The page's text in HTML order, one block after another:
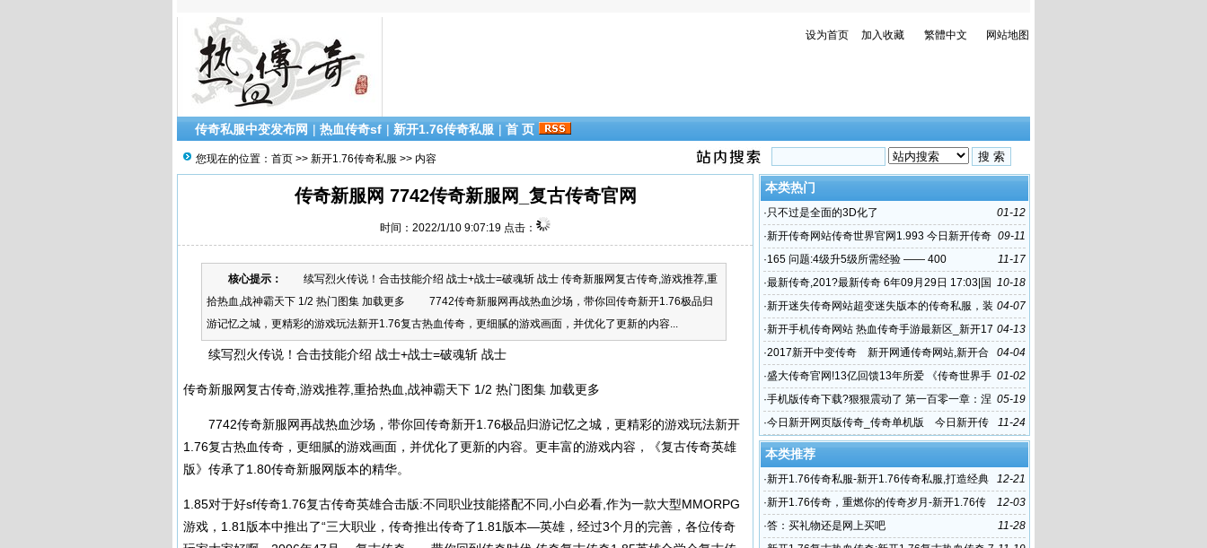
设为首页 加入收藏 繁體中文 网站地图
传奇私服中变发布网 | 热血传奇sf | 新开1.76传奇私服 | 首 页
您现在的位置： 首页 >> 新开1.76传奇私服 >> 内容
传奇新服网 7742传奇新服网_复古传奇官网
时间：2022/1/10 9:07:19 点击：
核心提示：
续写烈火传说！合击技能介绍 战士+战士=破魂斩 战士 传奇新服网复古传奇,游戏推荐,重
拾热血,战神霸天下 1/2 热门图集 加载更多 7742传奇新服网再战热血沙场，带你回传奇新开1.76极品归
游记忆之城，更精彩的游戏玩法新开1.76复古热血传奇，更细腻的游戏画面，并优化了更新的内容...
续写烈火传说！合击技能介绍 战士+战士=破魂斩 战士
传奇新服网复古传奇,游戏推荐,重拾热血,战神霸天下 1/2 热门图集 加载更多
7742传奇新服网再战热血沙场，带你回传奇新开1.76极品归游记忆之城，更精彩的游戏玩法新开
1.76复古热血传奇，更细腻的游戏画面，并优化了更新的内容。更丰富的游戏内容，《复古传奇英雄
版》传承了1.80传奇新服网版本的精华。
1.85对于好sf传奇1.76复古传奇英雄合击版:不同职业技能搭配不同,小白必看,作为一款大型MMORPG
游戏，1.81版本中推出了“三大职业，传奇推出传奇了1.81版本—英雄，经过3个月的完善，各位传奇
本类热门
01-12
·只不过是全面的3D化了
09-11
·新开传奇网站传奇世界官网1.993 今日新开传奇
世界_
11-17
·165 问题:4级升5级所需经验 —— 400
10-18
·最新传奇,201?最新传奇 6年09月29日 17:03|国
际电影娱乐最新消息:
04-07
·新开迷失传奇网站超变迷失版本的传奇私服，装
备要怎么配才能厉害。
04-13
·新开手机传奇网站 热血传奇手游最新区_新开17
6合击传奇网址 新
04-04
·2017新开中变传奇 新开网通传奇网站,新开合
击传奇网站 最新传奇手游
01-02
·盛大传奇官网!13亿回馈13年所爱 《传奇世界手
游》不删档火热预约中
05-19
·手机版传奇下载?狠狠震动了 第一百零一章：涅
槃新生 最强妖兽系
11-24
·今日新开网页版传奇_传奇单机版 今日新开传
奇网站，6963新超变传奇网站
本类推荐
12-21
·新开1.76传奇私服-新开1.76传奇私服,打造经典
传奇世界
12-03
·新开1.76传奇，重燃你的传奇岁月-新开1.76传
奇，带你重温经典传奇
11-28
·答：买礼物还是网上买吧